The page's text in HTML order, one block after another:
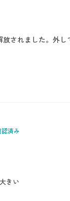
されました。外し
済み
大きい